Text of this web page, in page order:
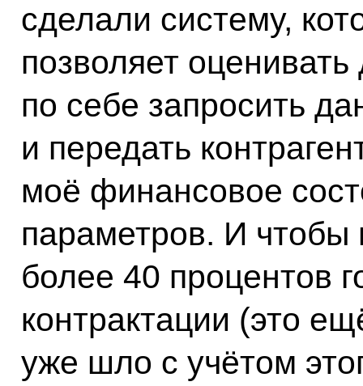
сделали систему,
позволяет оценивать
по себе запросить
и передать
моё финансовое
параметров. И чтобы
более 40 процентов
контрактации (это
уже шло с учётом